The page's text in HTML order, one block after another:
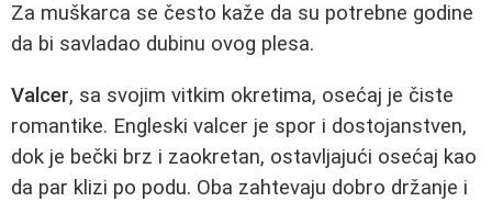
Za muškarca se često kaže da su potrebne godine
da bi savladao dubinu ovog plesa.
Valcer, sa svojim vitkim okretima, osećaj je čiste
romantike. Engleski valcer je spor i dostojanstven,
dok je bečki brz i zaokretan, ostavljajući osećaj kao
da par klizi po podu. Oba zahtevaju dobro držanje i